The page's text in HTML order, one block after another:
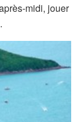
midi, jouer